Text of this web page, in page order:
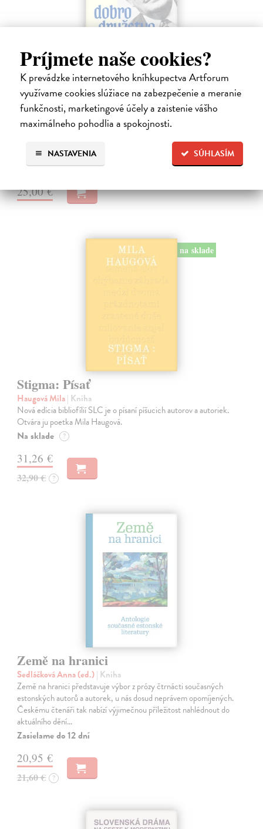
Príjmete naše cookies?
K prevádzke internetového kníhkupectva Artforum
využívame cookies slúžiace na zabezpečenie a meranie
funkčnosti, marketingové účely a zaistenie vášho
maximálneho pohodlia a spokojnosti.
SÚHLASÍM
NASTAVENIA
Dobrodružstvo prekladu
Hečko Blahoslav
| Kniha
„Nádherná kniha o úskaliach prekladateľského remesla a bohatstve
nášho jazyka.“ Adam Berka, vydavateľ Blahoslav Hečko (*1915 Suchá
nad Parnou – †2002 Bratislava) je jedny´m z najvy´znamnejších
slovensky´ch,…
Na sklade ?
25,00 €
na sklade
Stigma: Písať
Haugová Mila| Kniha
Nová edícia bibliofílií SLC je o písaní píšucich autorov a autoriek.
Otvára ju poetka Mila Haugová.
Na sklade ?
31,26 €
32,90 € ?
Země na hranici
Sedláčková Anna (ed.)| Kniha
Země na hranici představuje výbor z prózy čtrnácti současných
estonských autorů a autorek, u nás dosud neprávem opomíjených.
Českému čtenáři tak nabízí výjimečnou příležitost nahlédnout do
aktuálního dění…
Zasielame do 12 dní
20,95 €
21,60 € ?